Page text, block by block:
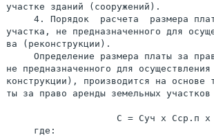
участке зданий (сооружений).
4. Порядок  расчета  размера
участка, не предназначенного для
ва (реконструкции).
Определение размера платы за
не предназначенного для
конструкции), производится на основе
ты за право аренды земельных
С = Суч х Сср.п х
     где: